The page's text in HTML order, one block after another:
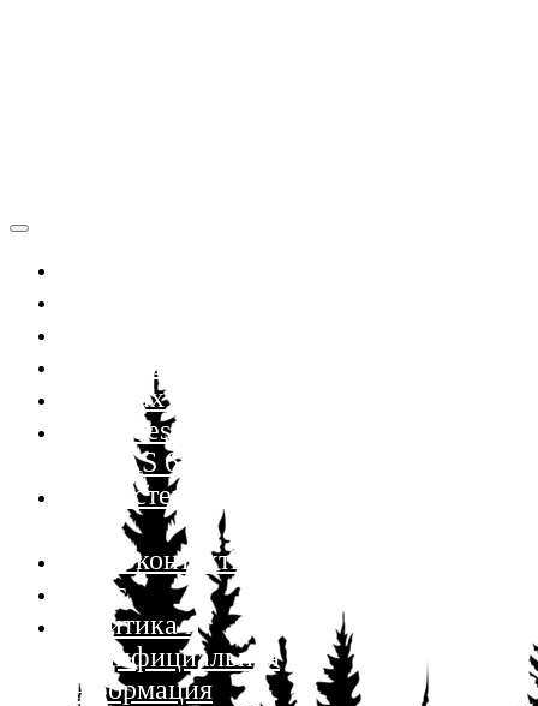
LOGSET
Log Max lm6000v
Mercedes-Benz Arocs
4048 AS 6x6
Харвестер kamatsu
Наши контакты
О нас
Политика и
кондифициальная
информация